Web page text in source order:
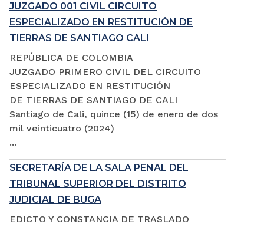
JUZGADO 001 CIVIL CIRCUITO
ESPECIALIZADO EN RESTITUCIÓN DE
TIERRAS DE SANTIAGO CALI
REPÚBLICA DE COLOMBIA
JUZGADO PRIMERO CIVIL DEL CIRCUITO
ESPECIALIZADO EN RESTITUCIÓN
DE TIERRAS DE SANTIAGO DE CALI
Santiago de Cali, quince (15) de enero de dos
mil veinticuatro (2024)
...
SECRETARÍA DE LA SALA PENAL DEL
TRIBUNAL SUPERIOR DEL DISTRITO
JUDICIAL DE BUGA
EDICTO Y CONSTANCIA DE TRASLADO